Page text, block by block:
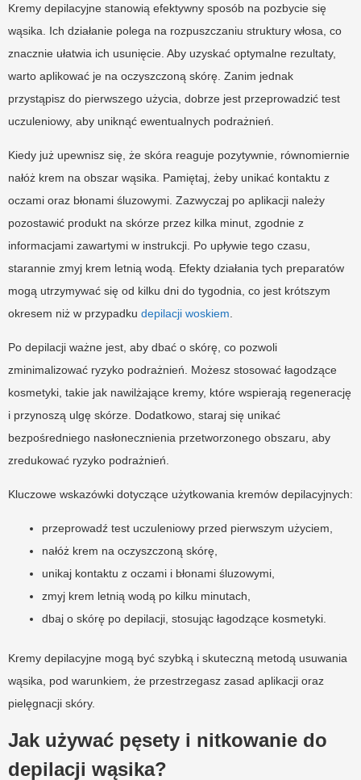
Kremy depilacyjne stanowią efektywny sposób na pozbycie się
wąsika. Ich działanie polega na rozpuszczaniu struktury włosa, co
znacznie ułatwia ich usunięcie. Aby uzyskać optymalne rezultaty,
warto aplikować je na oczyszczoną skórę. Zanim jednak
przystąpisz do pierwszego użycia, dobrze jest przeprowadzić test
uczuleniowy, aby uniknąć ewentualnych podrażnień.
Kiedy już upewnisz się, że skóra reaguje pozytywnie, równomiernie
nałóż krem na obszar wąsika. Pamiętaj, żeby unikać kontaktu z
oczami oraz błonami śluzowymi. Zazwyczaj po aplikacji należy
pozostawić produkt na skórze przez kilka minut, zgodnie z
informacjami zawartymi w instrukcji. Po upływie tego czasu,
starannie zmyj krem letnią wodą. Efekty działania tych preparatów
mogą utrzymywać się od kilku dni do tygodnia, co jest krótszym
okresem niż w przypadku depilacji woskiem
Po depilacji ważne jest, aby dbać o skórę, co pozwoli
zminimalizować ryzyko podrażnień. Możesz stosować łagodzące
kosmetyki, takie jak nawilżające kremy, które wspierają regenerację
i przynoszą ulgę skórze. Dodatkowo, staraj się unikać
bezpośredniego nasłonecznienia przetworzonego obszaru, aby
zredukować ryzyko podrażnień.
Kluczowe wskazówki dotyczące użytkowania kremów depilacyjnych:
przeprowadź test uczuleniowy przed pierwszym użyciem,
nałóż krem na oczyszczoną skórę,
unikaj kontaktu z oczami i błonami śluzowymi,
zmyj krem letnią wodą po kilku minutach,
dbaj o skórę po depilacji, stosując łagodzące kosmetyki.
Kremy depilacyjne mogą być szybką i skuteczną metodą usuwania
wąsika, pod warunkiem, że przestrzegasz zasad aplikacji oraz
pielęgnacji skóry.
Jak używać pęsety i nitkowanie do
depilacji wąsika?